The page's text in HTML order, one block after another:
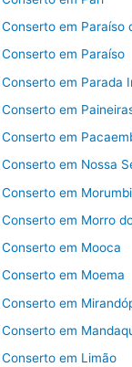
em Paraíso
em Paraíso
em Parada
em
em
em Nossa
em Morumbi
em Morro
em Mooca
em Moema
em
em
em Limão